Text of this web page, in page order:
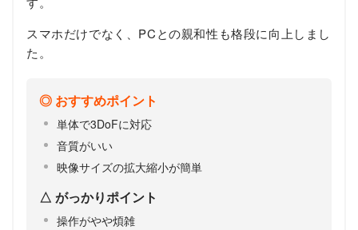
スマホだけでなく、PCとの親和性も格段に向上しまし
た。
おすすめポイント
単体で3DoFに対応
音質がいい
映像サイズの拡大縮小が簡単
がっかりポイント
操作がやや煩雑